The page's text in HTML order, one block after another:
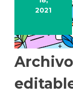
2021